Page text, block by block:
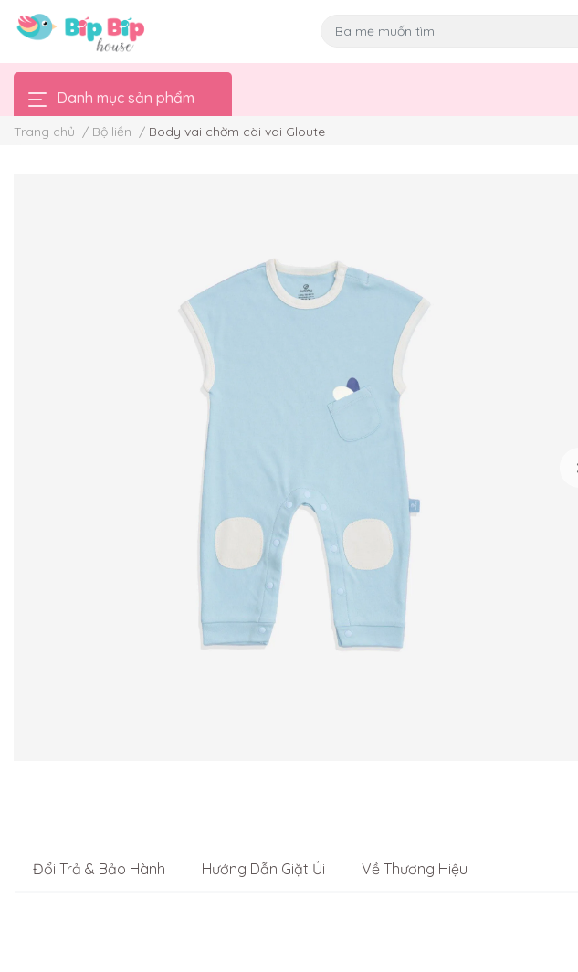
Danh mục sản phẩm
Trang chủ / Bộ liền / Body vai chờm cài vai Gloute
Đổi Trả & Bảo Hành Hướng Dẫn Giặt Ủi Về Thương Hiệu